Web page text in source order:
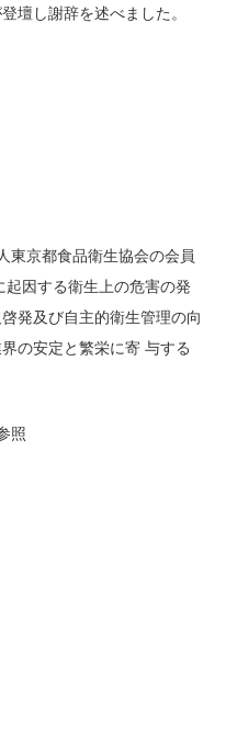
壇し謝辞を述べました。
東京都食品衛生協会の会員
因する衛生上の危害の発
発及び自主的衛生管理の向
の安定と繁栄に寄 与する
照